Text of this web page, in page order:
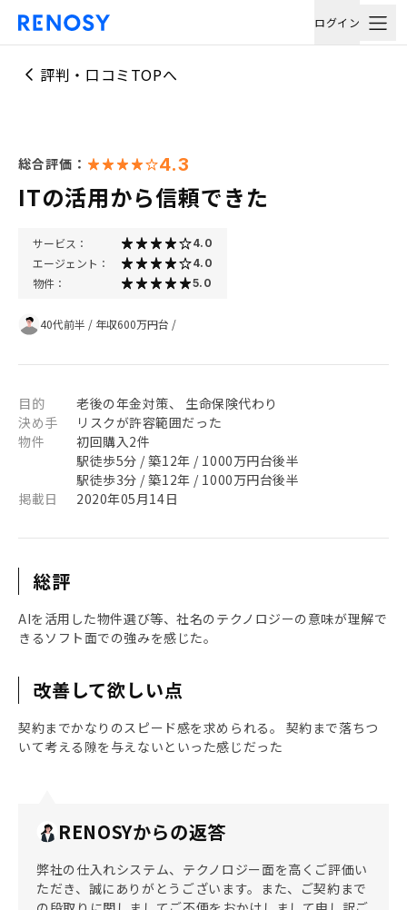
ログイン
評判・口コミTOPへ
総合評価： 4.3
ITの活用から信頼できた
サービス： 4.0
エージェント： 4.0
物件： 5.0
40代前半 / 年収600万円台 /
目的
老後の年金対策、 生命保険代わり
決め手
リスクが許容範囲だった
物件
初回購入2件
駅徒歩5分 / 築12年 / 1000万円台後半
駅徒歩3分 / 築12年 / 1000万円台後半
掲載日
2020年05月14日
総評
AIを活用した物件選び等、社名のテクノロジーの意味が理解で
きるソフト面での強みを感じた。
改善して欲しい点
契約までかなりのスピード感を求められる。 契約まで落ちつ
いて考える隙を与えないといった感じだった
RENOSYからの返答
弊社の仕入れシステム、テクノロジー面を高くご評価い
ただき、誠にありがとうございます。また、ご契約まで